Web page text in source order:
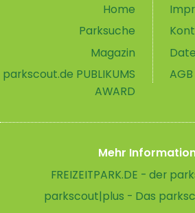
Home
Parksuche
Magazin
parkscout.de PUBLIKUMS
AWARD
AGB
Mehr
FREIZEITPARK.DE - der
parkscout|plus - Das